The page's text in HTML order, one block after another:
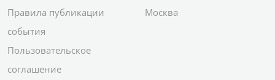
Правила публикации
события
Пользовательское
соглашение
Москва